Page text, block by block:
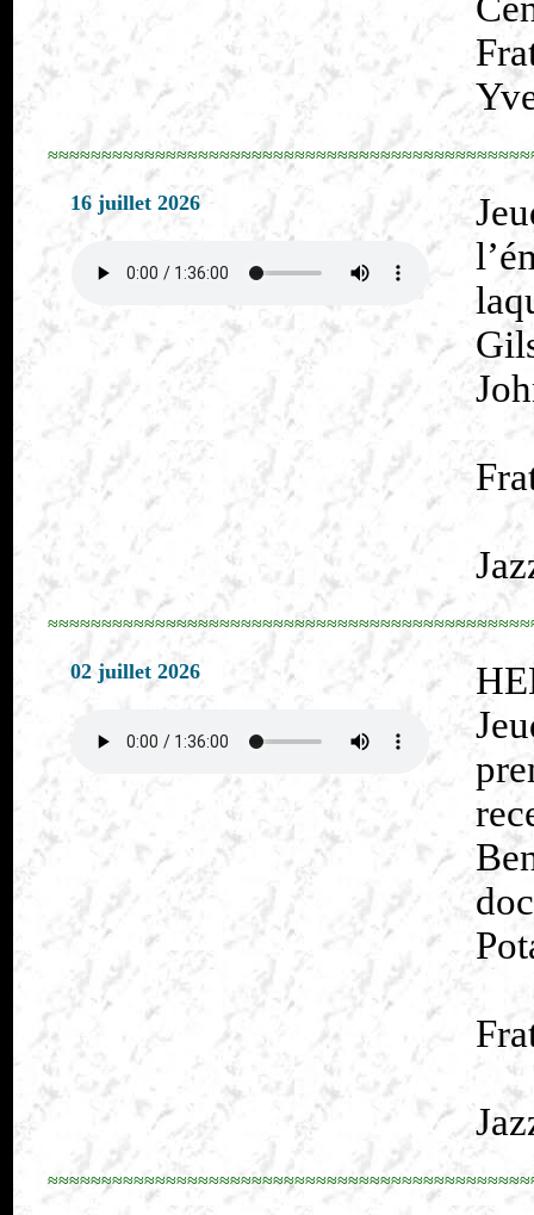
16 juillet 2026
02 juillet 2026